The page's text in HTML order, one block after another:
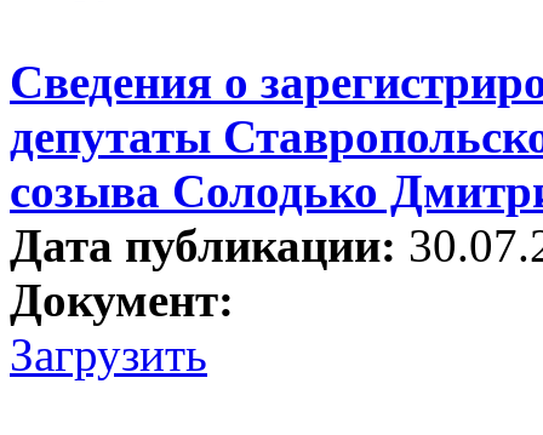
Сведения о
депутаты
созыва Солодько
Дата публикации:
Документ:
Загрузить